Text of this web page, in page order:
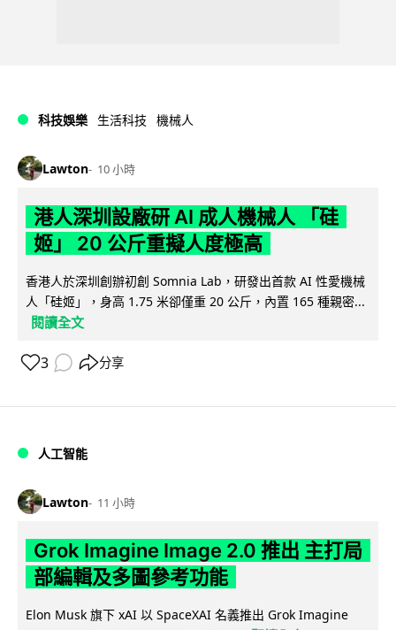
科技娛樂 生活科技 機械人
Lawton 10 小時
港人深圳設廠研 AI 成人機械人 「硅
姬」 20 公斤重擬人度極高
香港人於深圳創辦初創 Somnia Lab，研發出首款 AI 性愛機械
人「硅姬」，身高 1.75 米卻僅重 20 公斤，內置 165 種親密...
閱讀全文
3 分享
人工智能
Lawton 11 小時
Grok Imagine Image 2.0 推出 主打局
部編輯及多圖參考功能
Elon Musk 旗下 xAI 以 SpaceXAI 名義推出 Grok Imagine